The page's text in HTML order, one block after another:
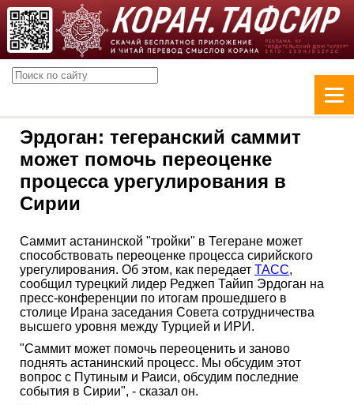
Эрдоган: тегеранский саммит
может помочь переоценке
процесса урегулирования в
Сирии
Саммит астанинской "тройки" в Тегеране может
способствовать переоценке процесса сирийского
урегулирования. Об этом, как передает ТАСС,
сообщил турецкий лидер Реджеп Тайип Эрдоган на
пресс-конференции по итогам прошедшего в
столице Ирана заседания Совета сотрудничества
высшего уровня между Турцией и ИРИ.
"Саммит может помочь переоценить и заново
поднять астанинский процесс. Мы обсудим этот
вопрос с Путиным и Раиси, обсудим последние
события в Сирии", - сказал он.